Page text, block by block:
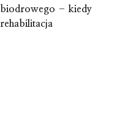
biodrowego – kiedy
rehabilitacja